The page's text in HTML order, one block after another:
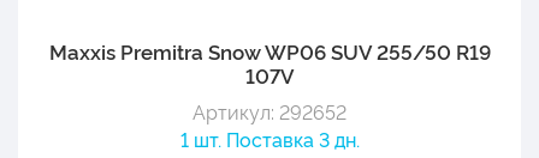
Maxxis Premitra Snow WP06 SUV 255/50 R19
107V
Артикул: 292652
1 шт. Поставка 3 дн.